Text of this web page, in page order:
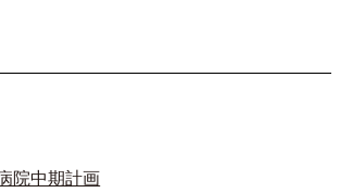
院中期計画